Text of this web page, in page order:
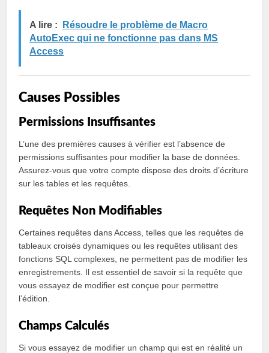
A lire :
Résoudre le problème de Macro
AutoExec qui ne fonctionne pas dans MS
Access
Causes Possibles
Permissions Insuffisantes
L’une des premières causes à vérifier est l’absence de
permissions suffisantes pour modifier la base de données.
Assurez-vous que votre compte dispose des droits d’écriture
sur les tables et les requêtes.
Requêtes Non Modifiables
Certaines requêtes dans Access, telles que les requêtes de
tableaux croisés dynamiques ou les requêtes utilisant des
fonctions SQL complexes, ne permettent pas de modifier les
enregistrements. Il est essentiel de savoir si la requête que
vous essayez de modifier est conçue pour permettre
l’édition.
Champs Calculés
Si vous essayez de modifier un champ qui est en réalité un